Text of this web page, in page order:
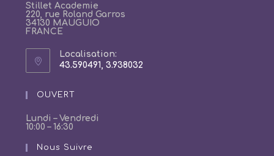
Stillet Academie
220, rue Roland Garros
34130 MAUGUIO
FRANCE
Localisation:
43.590491, 3.938032
un
nouvel
OUVERT
Lundi – Vendredi
10:00 – 16:30
Nous Suivre